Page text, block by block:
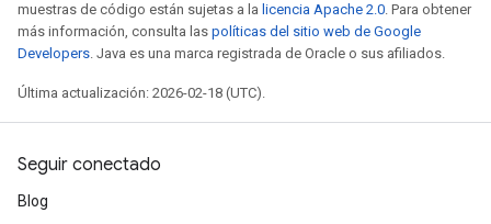
muestras de código están sujetas a la licencia Apache 2.0. Para obtener
más información, consulta las políticas del sitio web de Google
Developers. Java es una marca registrada de Oracle o sus afiliados.
Última actualización: 2026-02-18 (UTC).
Seguir conectado
Blog